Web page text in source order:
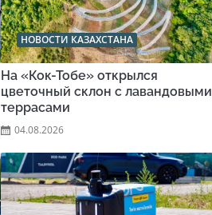
НОВОСТИ КАЗАХСТАНА
На «Кок-Тобе» открылся
цветочный склон с лавандовыми
террасами
04.08.2026